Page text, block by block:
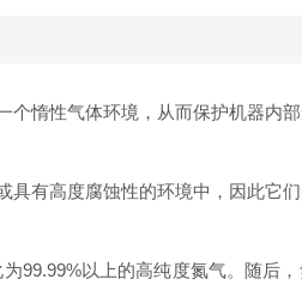
惰性气体环境，从而保护机器内部
有高度腐蚀性的环境中，因此它
以上的高纯度氮气。随后